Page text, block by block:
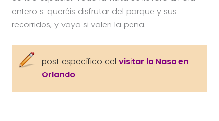
entero si queréis disfrutar del parque y sus
recorridos, y vaya si valen la pena.
post específico del visitar la Nasa en
Orlando